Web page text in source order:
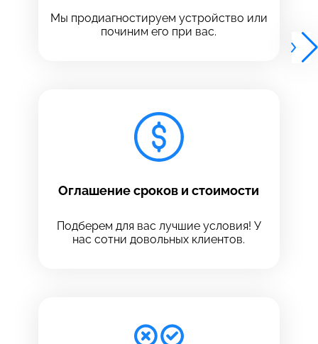
Мы продиагностируем устройство или
починим его при вас.
Оглашение сроков и стоимости
Подберем для вас лучшие условия! У
нас сотни довольных клиентов.
позвонить
позвонить